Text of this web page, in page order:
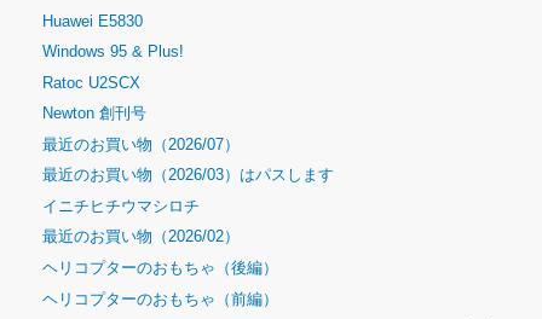
Huawei E5830
Windows 95 & Plus!
Ratoc U2SCX
Newton 創刊号
最近のお買い物（2026/07）
最近のお買い物（2026/03）はパスします
イニチヒチウマシロチ
最近のお買い物（2026/02）
ヘリコプターのおもちゃ（後編）
ヘリコプターのおもちゃ（前編）